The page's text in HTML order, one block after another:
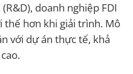
doanh nghiệp FDI
thế hơn khi giải trình. Mô
với dự án thực tế, khả